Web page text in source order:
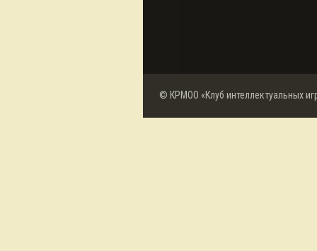
© КРМОО «Клуб интеллектуальных